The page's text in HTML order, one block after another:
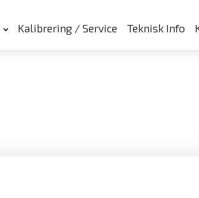
Kalibrering / Service Teknisk Info